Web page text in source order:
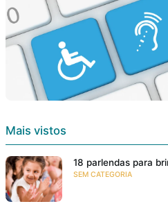
Mais vistos
18 parlendas para
SEM CATEGORIA